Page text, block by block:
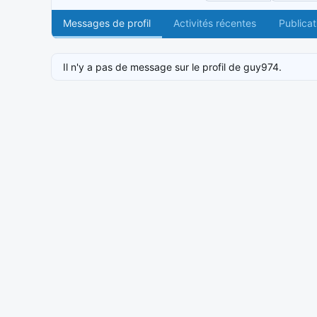
Messages de profil Activités récentes
Il n'y a pas de message sur le profil de guy974.